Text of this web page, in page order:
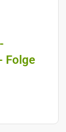
Folge